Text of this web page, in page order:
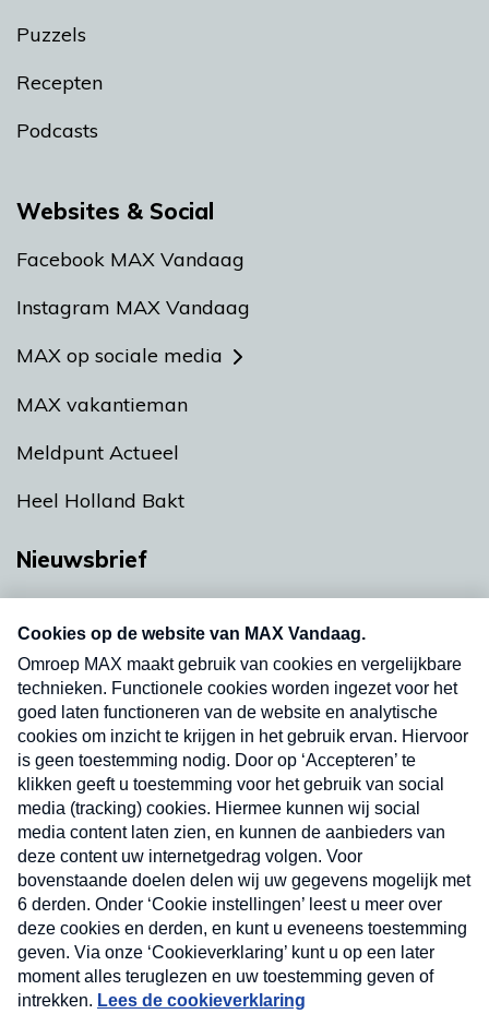
Puzzels
Recepten
Podcasts
Websites & Social
Facebook MAX Vandaag
Instagram MAX Vandaag
MAX op sociale media
MAX vakantieman
Meldpunt Actueel
Heel Holland Bakt
Nieuwsbrief
nieuwsbrief. Elke vrijdag- en dinsdagochtend in
uw mailbox.
Verzend
Nieuwsbrief
Neem hier een gratis abonnement op onze
nieuwsbrief. Elke vrijdag- en dinsdagochtend in uw